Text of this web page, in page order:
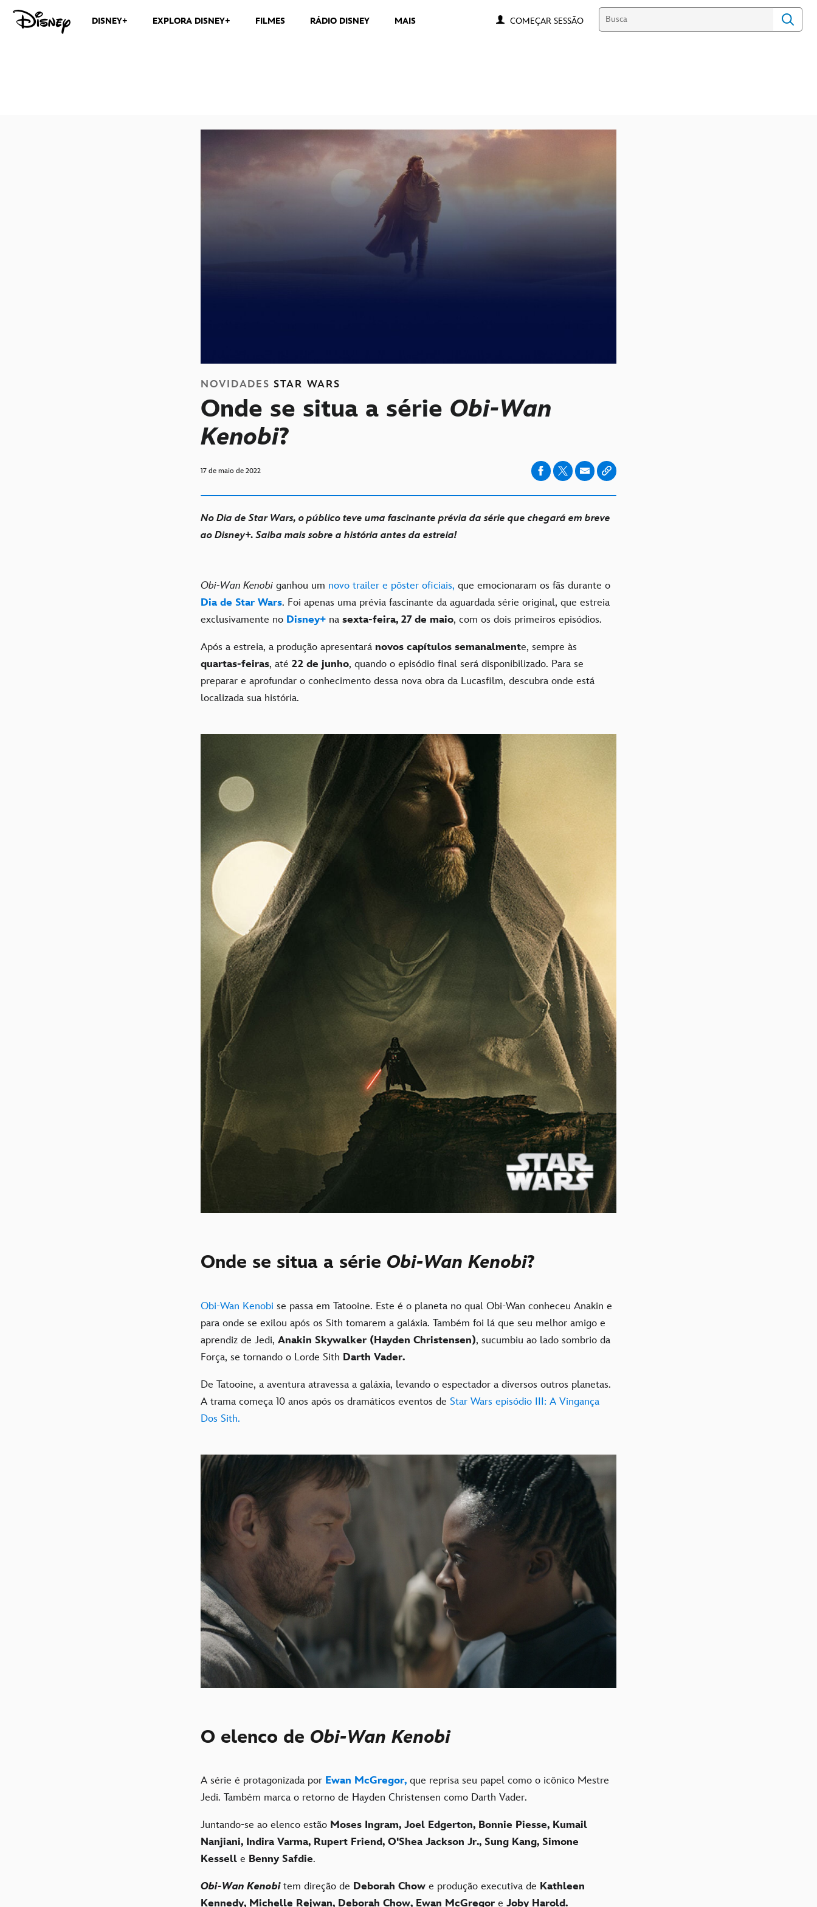
DISNEY+ EXPLORA DISNEY+ FILMES RÁDIO DISNEY MAIS COMEÇAR SESSÃO
NOVIDADES STAR WARS
Onde se situa a série Obi-Wan
Kenobi?
17 de maio de 2022
No Dia de Star Wars, o público teve uma fascinante prévia da série que chegará em breve
ao Disney+. Saiba mais sobre a história antes da estreia!
Obi-Wan Kenobi ganhou um novo trailer e pôster oficiais, que emocionaram os fãs durante o
Dia de Star Wars. Foi apenas uma prévia fascinante da aguardada série original, que estreia
exclusivamente no Disney+ na sexta-feira, 27 de maio, com os dois primeiros episódios.
Após a estreia, a produção apresentará novos capítulos semanalmente, sempre às
quartas-feiras, até 22 de junho, quando o episódio final será disponibilizado. Para se
preparar e aprofundar o conhecimento dessa nova obra da Lucasfilm, descubra onde está
localizada sua história.
Onde se situa a série Obi-Wan Kenobi?
Obi-Wan Kenobi se passa em Tatooine. Este é o planeta no qual Obi-Wan conheceu Anakin e
para onde se exilou após os Sith tomarem a galáxia. Também foi lá que seu melhor amigo e
aprendiz de Jedi, Anakin Skywalker (Hayden Christensen), sucumbiu ao lado sombrio da
Força, se tornando o Lorde Sith Darth Vader.
De Tatooine, a aventura atravessa a galáxia, levando o espectador a diversos outros planetas.
A trama começa 10 anos após os dramáticos eventos de Star Wars episódio III: A Vingança
Dos Sith.
O elenco de Obi-Wan Kenobi
A série é protagonizada por Ewan McGregor, que reprisa seu papel como o icônico Mestre
Jedi. Também marca o retorno de Hayden Christensen como Darth Vader.
Juntando-se ao elenco estão Moses Ingram, Joel Edgerton, Bonnie Piesse, Kumail
Nanjiani, Indira Varma, Rupert Friend, O'Shea Jackson Jr., Sung Kang, Simone
Kessell e Benny Safdie.
Obi-Wan Kenobi tem direção de Deborah Chow e produção executiva de Kathleen
Kennedy, Michelle Rejwan, Deborah Chow, Ewan McGregor e Joby Harold.